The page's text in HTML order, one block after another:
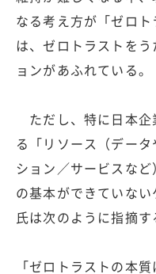
なる考え方が「ゼロ
は、ゼロトラストを
ョンがあふれている。
ただし、特に日本企
る「リソース（デー
ション／サービスな
の基本ができていな
氏は次のように指摘す
「ゼロトラストの本